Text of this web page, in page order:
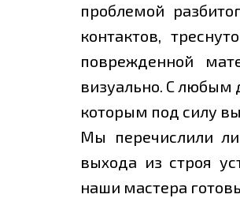
проблемой
контактов,
поврежденной
визуально. С любым
которым под силу
Мы перечислили
выхода из строя
наши мастера